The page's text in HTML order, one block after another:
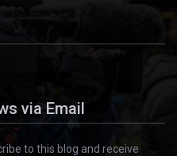
via Email
to this blog and receive